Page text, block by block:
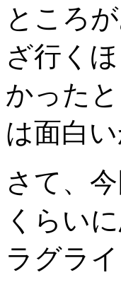
ところ
ざ行く
かった
は面白
さて、
くらい
ラグラ